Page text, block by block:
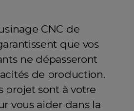
CNC de
que vos
ne dépasseront
de production.
projet sont à votre
vous aider dans la